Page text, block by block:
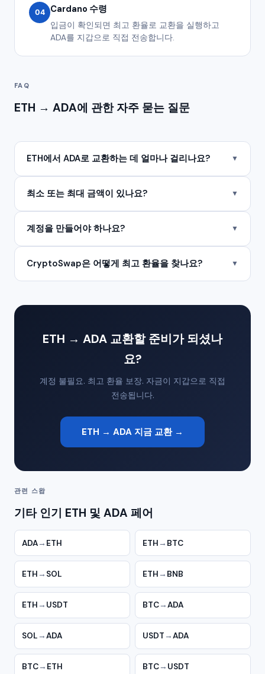
04 Cardano 수령
입금이 확인되면 최고 환율로 교환을 실행하고
ADA를 지갑으로 직접 전송합니다.
FAQ
ETH → ADA에 관한 자주 묻는 질문
ETH에서 ADA로 교환하는 데 얼마나 걸리나요? ▼
최소 또는 최대 금액이 있나요? ▼
계정을 만들어야 하나요? ▼
CryptoSwap은 어떻게 최고 환율을 찾나요? ▼
ETH → ADA 교환할 준비가 되셨나
요?
계정 불필요. 최고 환율 보장. 자금이 지갑으로 직접
전송됩니다.
ETH → ADA 지금 교환 →
관련 스왑
기타 인기 ETH 및 ADA 페어
ADA→ ETH ETH → BTC
ETH → SOL ETH → BNB
ETH → USDT BTC→ADA
SOL →ADA USDT →ADA
BTC→ ETH BTC→ USDT